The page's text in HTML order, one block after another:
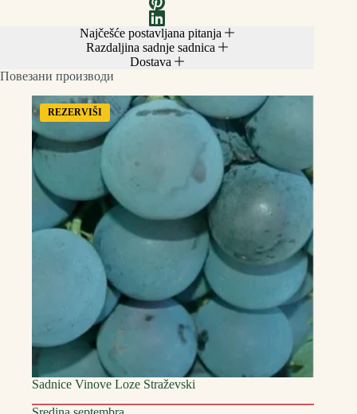
Najčešće postavljana pitanja
Razdaljina sadnje sadnica
Dostava
Повезани производи
REZERVIŠI
Sadnice Vinove Loze Straževski